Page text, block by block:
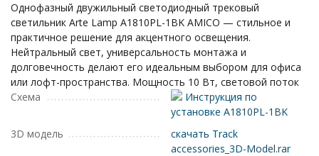
Однофазный двужильный светодиодный трековый
светильник Arte Lamp A1810PL-1BK AMICO — стильное и
практичное решение для акцентного освещения.
Нейтральный свет, универсальность монтажа и
долговечность делают его идеальным выбором для офиса
или лофт-пространства. Мощность 10 Вт, световой поток
Схема
Инструкция по
установке A1810PL-1BK
3D модель
скачать Track
accessories_3D-Model.rar